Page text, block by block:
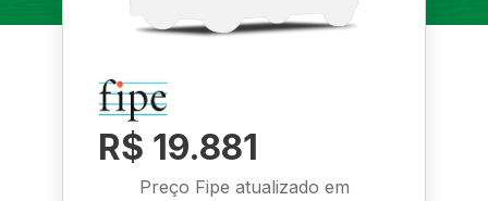
R$ 19.881
Preço Fipe atualizado em